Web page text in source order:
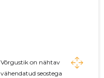
Võrgustik on nähtav
vähendatud seostega